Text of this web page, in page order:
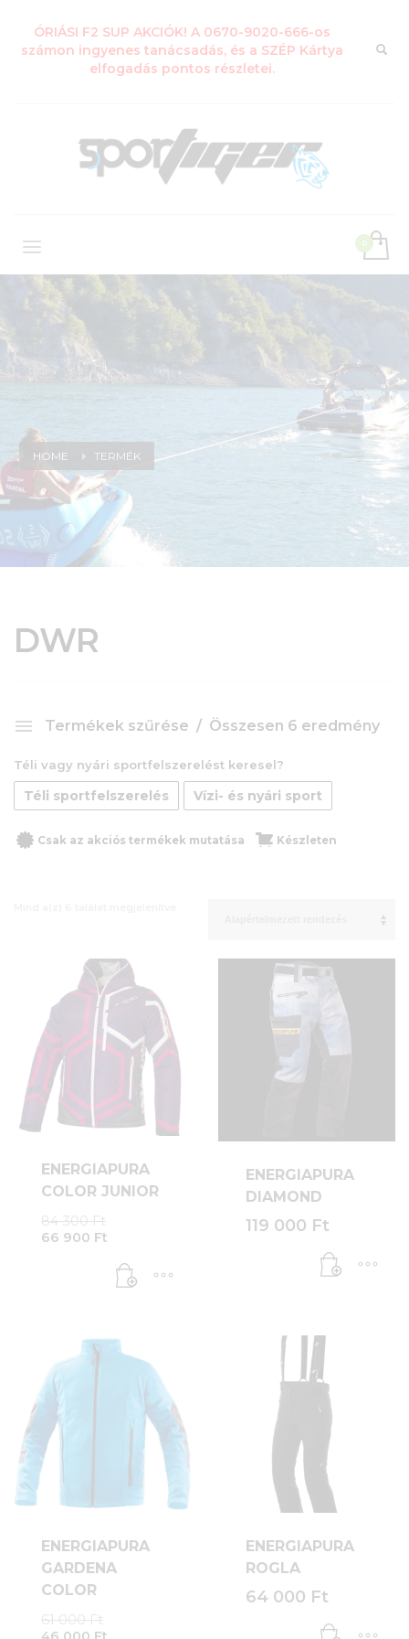
ÓRIÁSI F2 SUP AKCIÓK! A 0670-9020-666-os
számon ingyenes tanácsadás, és a SZÉP Kártya
elfogadás pontos részletei.
HOME TERMÉK
DWR
Termékek szűrése Összesen 6 eredmény
Téli vagy nyári sportfelszerelést keresel?
Téli sportfelszerelés Vízi- és nyári sport
Csak az akciós termékek mutatása Készleten
ENERGIAPURA
COLOR JUNIOR
84 300Ft
84
300 Ft.
66 900 Ft
is:
66
ENERGIAPURA
DIAMOND
119 000 Ft
ENERGIAPURA
GARDENA
COLOR
61 000Ft
ENERGIAPURA
ROGLA
64 000 Ft